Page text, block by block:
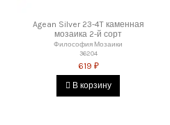
Agean Silver 23-4T каменная
мозаика 2-й сорт
Философия Мозаики
36204
619 ₽
В корзину